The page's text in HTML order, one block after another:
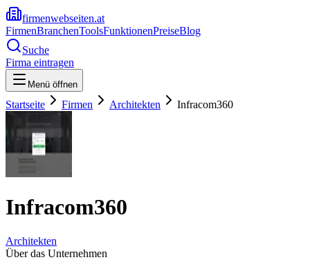
firmenwebseiten.at
FirmenBranchenToolsFunktionenPreiseBlog
Suche
Firma eintragen
Menü öffnen
Startseite Firmen Architekten Infracom360
Infracom360
Architekten
Über das Unternehmen